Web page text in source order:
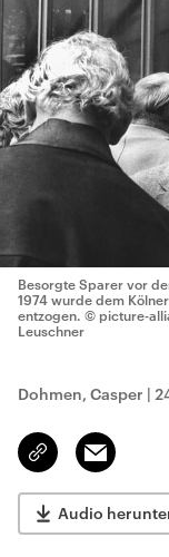
Besorgte Sparer vor
1974 wurde dem
entzogen. © picture-
Leuschner
Dohmen, Casper |
Link
kopieren/teilen
Email
Audio